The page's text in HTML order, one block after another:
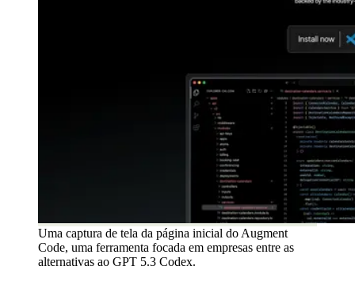
Uma captura de tela da página inicial do Augment
Code, uma ferramenta focada em empresas entre as
alternativas ao GPT 5.3 Codex.